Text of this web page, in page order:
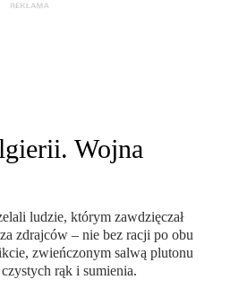
Wojna
ludzie, którym zawdzięczał
zdrajców – nie bez racji po obu
zwieńczonym salwą plutonu
rąk i sumienia.